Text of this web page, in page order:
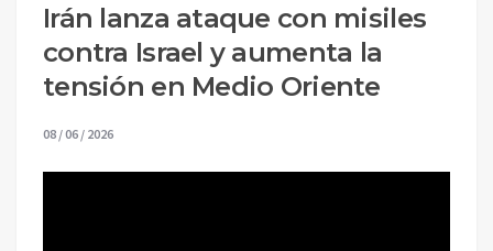
Irán lanza ataque con misiles
contra Israel y aumenta la
tensión en Medio Oriente
08 / 06 / 2026